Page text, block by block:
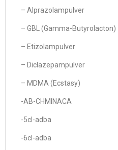
– Alprazolampulver
– GBL (Gamma-Butyrolacton)
– Etizolampulver
– Diclazepampulver
– MDMA (Ecstasy)
-AB-CHMINACA
-5cl-adba
-6cl-adba